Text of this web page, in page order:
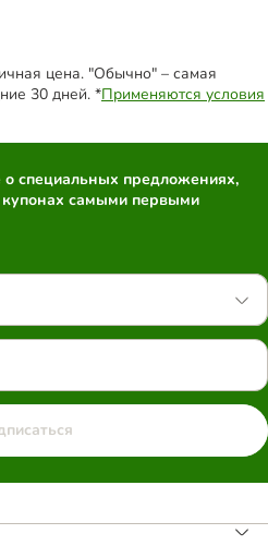
цена. "Обычно" – самая
30 дней. *Применяются условия
о специальных предложениях,
купонах самыми первыми